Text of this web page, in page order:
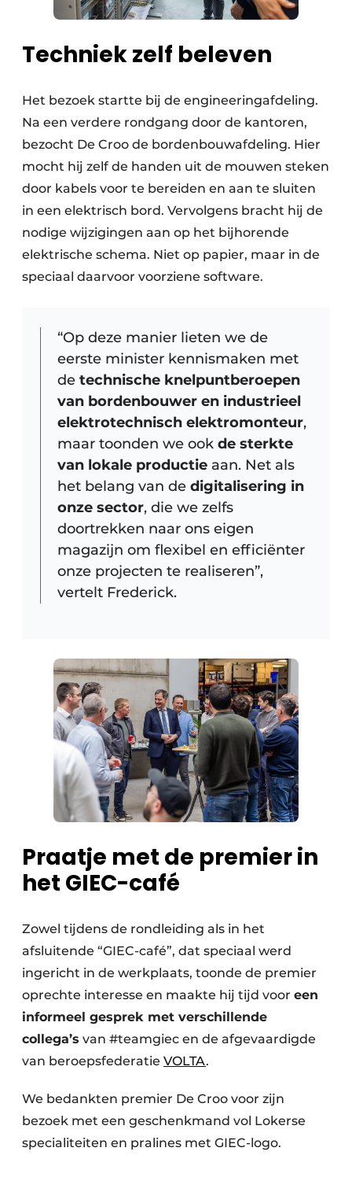
Techniek zelf beleven
Het bezoek startte bij de engineeringafdeling.
Na een verdere rondgang door de kantoren,
bezocht De Croo de bordenbouwafdeling. Hier
mocht hij zelf de handen uit de mouwen steken
door kabels voor te bereiden en aan te sluiten
in een elektrisch bord. Vervolgens bracht hij de
nodige wijzigingen aan op het bijhorende
elektrische schema. Niet op papier, maar in de
speciaal daarvoor voorziene software.
“Op deze manier lieten we de
eerste minister kennismaken met
de technische knelpuntberoepen
van bordenbouwer en industrieel
elektrotechnisch elektromonteur,
maar toonden we ook de sterkte
van lokale productie aan. Net als
het belang van de digitalisering in
onze sector, die we zelfs
doortrekken naar ons eigen
magazijn om flexibel en efficiënter
onze projecten te realiseren”,
vertelt Frederick.
Praatje met de premier in
het GIEC-café
Zowel tijdens de rondleiding als in het
afsluitende “GIEC-café”, dat speciaal werd
ingericht in de werkplaats, toonde de premier
oprechte interesse en maakte hij tijd voor een
informeel gesprek met verschillende
collega’s van #teamgiec en de afgevaardigde
van beroepsfederatie VOLTA.
We bedankten premier De Croo voor zijn
bezoek met een geschenkmand vol Lokerse
specialiteiten en pralines met GIEC-logo.